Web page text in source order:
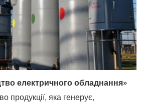
електричного обладнання»
продукції, яка генерує,